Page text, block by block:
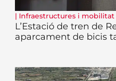
| Infraestructures i mobilitat
L’Estació de tren de
aparcament de bicis